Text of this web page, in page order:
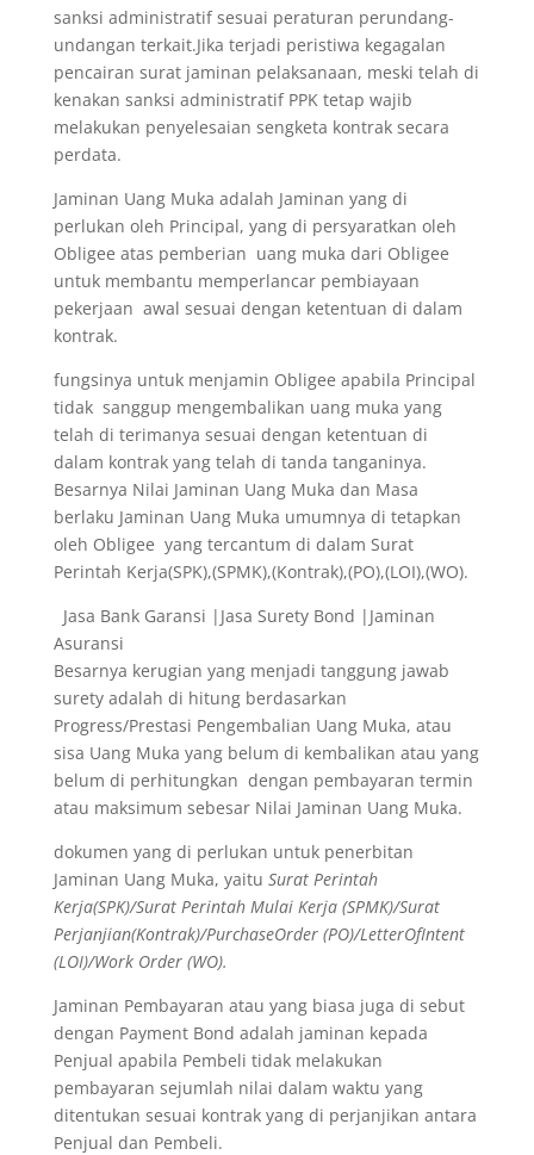
sanksi administratif sesuai peraturan perundang-
undangan terkait.Jika terjadi peristiwa kegagalan
pencairan surat jaminan pelaksanaan, meski telah di
kenakan sanksi administratif PPK tetap wajib
melakukan penyelesaian sengketa kontrak secara
perdata.
Jaminan Uang Muka adalah Jaminan yang di
perlukan oleh Principal, yang di persyaratkan oleh
Obligee atas pemberian uang muka dari Obligee
untuk membantu memperlancar pembiayaan
pekerjaan awal sesuai dengan ketentuan di dalam
kontrak.
fungsinya untuk menjamin Obligee apabila Principal
tidak sanggup mengembalikan uang muka yang
telah di terimanya sesuai dengan ketentuan di
dalam kontrak yang telah di tanda tanganinya.
Besarnya Nilai Jaminan Uang Muka dan Masa
berlaku Jaminan Uang Muka umumnya di tetapkan
oleh Obligee yang tercantum di dalam Surat
Perintah Kerja(SPK),(SPMK),(Kontrak),(PO),(LOI),(WO).
Jasa Bank Garansi |Jasa Surety Bond |Jaminan
Asuransi
Besarnya kerugian yang menjadi tanggung jawab
surety adalah di hitung berdasarkan
Progress/Prestasi Pengembalian Uang Muka, atau
sisa Uang Muka yang belum di kembalikan atau yang
belum di perhitungkan dengan pembayaran termin
atau maksimum sebesar Nilai Jaminan Uang Muka.
dokumen yang di perlukan untuk penerbitan
Jaminan Uang Muka, yaitu Surat Perintah
Kerja(SPK)/Surat Perintah Mulai Kerja (SPMK)/Surat
Perjanjian(Kontrak)/PurchaseOrder (PO)/LetterOfIntent
(LOI)/Work Order (WO).
Jaminan Pembayaran atau yang biasa juga di sebut
dengan Payment Bond adalah jaminan kepada
Penjual apabila Pembeli tidak melakukan
pembayaran sejumlah nilai dalam waktu yang
ditentukan sesuai kontrak yang di perjanjikan antara
Penjual dan Pembeli.